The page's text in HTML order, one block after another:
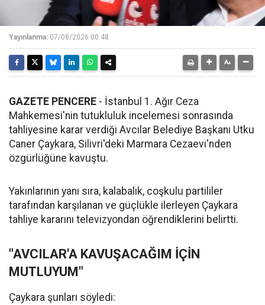
Yayınlanma: 07/08/2026 00:48
GAZETE PENCERE - İstanbul 1. Ağır Ceza
Mahkemesi'nin tutukluluk incelemesi sonrasında
tahliyesine karar verdiği Avcılar Belediye Başkanı Utku
Caner Çaykara, Silivri'deki Marmara Cezaevi'nden
özgürlüğüne kavuştu.
Yakınlarının yanı sıra, kalabalık, coşkulu partililer
tarafından karşılanan ve güçlükle ilerleyen Çaykara
tahliye kararını televizyondan öğrendiklerini belirtti.
"AVCILAR'A KAVUŞACAĞIM İÇİN
MUTLUYUM"
Çaykara şunları söyledi: